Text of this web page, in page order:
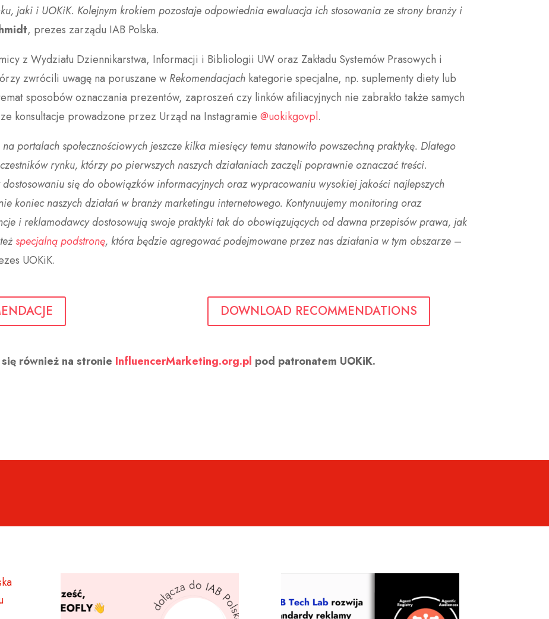
jaki i UOKiK. Kolejnym krokiem pozostaje odpowiednia ewaluacja ich stosowania ze strony branży i
, prezes zarządu IAB Polska.
z Wydziału Dziennikarstwa, Informacji i Bibliologii UW oraz Zakładu Systemów Prasowych i
zwrócili uwagę na poruszane w Rekomendacjach kategorie specjalne, np. suplementy diety lub
sposobów oznaczania prezentów, zaproszeń czy linków afiliacyjnych nie zabrakło także samych
konsultacje prowadzone przez Urząd na Instagramie @uokikgovpl.
portalach społecznościowych jeszcze kilka miesięcy temu stanowiło powszechną praktykę. Dlatego
rynku, którzy po pierwszych naszych działaniach zaczęli poprawnie oznaczać treści.
się do obowiązków informacyjnych oraz wypracowaniu wysokiej jakości najlepszych
koniec naszych działań w branży marketingu internetowego. Kontynuujemy monitoring oraz
i reklamodawcy dostosowują swoje praktyki tak do obowiązujących od dawna przepisów prawa, jak
specjalną podstronę, która będzie agregować podejmowane przez nas działania w tym obszarze –
UOKiK.
DOWNLOAD RECOMMENDATIONS
również na stronie InfluencerMarketing.org.pl pod patronatem UOKiK.